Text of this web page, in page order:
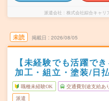
派遣会社 株式会社綜合キャリ
未読 掲載日 2026/08/05
【未経験でも活躍で
加工・組立・塗装/日
職種未経験OK 交通費別途支給あ
派遣